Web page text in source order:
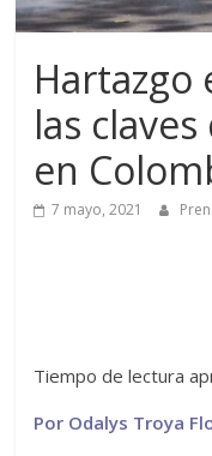
Hartazgo
las
en
7 mayo, 2021
Tiempo de lectura
Por Odalys Troya